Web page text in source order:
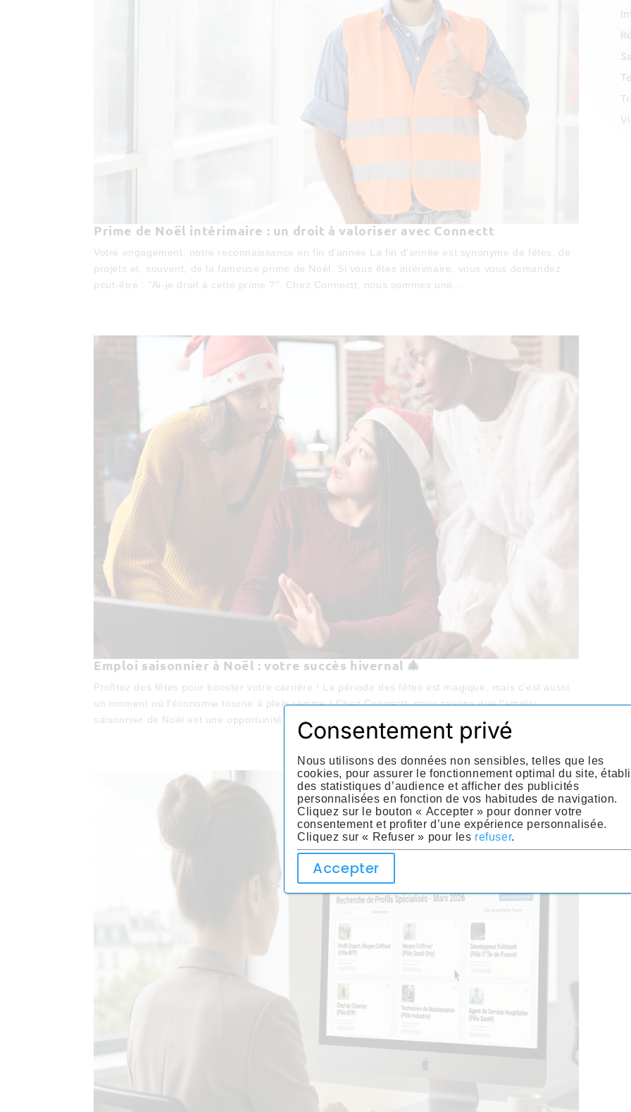
Prime de Noël intérimaire : un droit à valoriser avec Connectt
Votre engagement, notre reconnaissance en fin d'année La fin d'année est synonyme de fêtes, de
projets et, souvent, de la fameuse prime de Noël. Si vous êtes intérimaire, vous vous demandez
peut-être : "Ai-je droit à cette prime ?". Chez Connectt, nous sommes une...
Emploi saisonnier à Noël : votre succès hivernal 🎄
Profitez des fêtes pour booster votre carrière ! La période des fêtes est magique, mais c'est aussi
un moment où l'économie tourne à plein régime ! Chez Connectt, nous savons que l'emploi
saisonnier de Noël est une opportunité en or, que vous soyez étudiant à la...
Consentement privé
Nous utilisons des données non sensibles, telles que les
cookies, pour assurer le fonctionnement optimal du site,
des statistiques d’audience et afficher des publicités
personnalisées en fonction de vos habitudes de navigation.
Cliquez sur le bouton « Accepter » pour donner votre
consentement et profiter d’une expérience personnalisée.
Cliquez sur « Refuser » pour les refuser.
Accepter